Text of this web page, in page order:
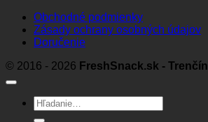
Obchodné podmienky
Zásady ochrany osobných údajov
Doručenie
© 2016 - 2026 FreshSnack.sk - Trenčín
Hľadať: